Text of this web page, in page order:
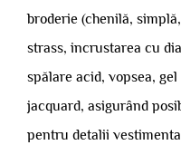
broderie (chenilă,
strass, incrustarea cu
spălare acid, vopsea,
jacquard, asigurând
pentru detalii